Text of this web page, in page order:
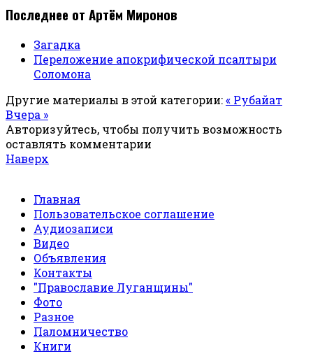
Последнее от Артём Миронов
Загадка
Переложение апокрифической псалтыри
Соломона
Другие материалы в этой категории:« Рубайат
Вчера »
Авторизуйтесь, чтобы получить возможность
оставлять комментарии
Наверх
Главная
Пользовательское соглашение
Аудиозаписи
Видео
Объявления
Контакты
"Православие Луганщины"
Фото
Разное
Паломничество
Книги